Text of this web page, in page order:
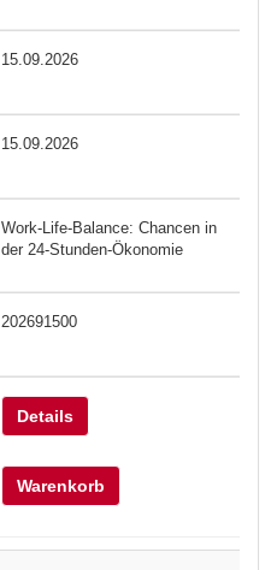
15.09.2026
15.09.2026
Work-Life-Balance: Chancen in
der 24-Stunden-Ökonomie
202691500
Details
Warenkorb